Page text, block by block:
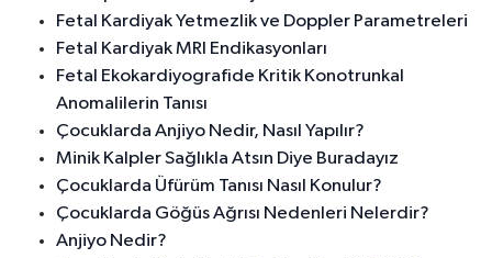
Fetal Kardiyak Yetmezlik ve Doppler Parametreleri
Fetal Kardiyak MRI Endikasyonları
Fetal Ekokardiyografide Kritik Konotrunkal
Anomalilerin Tanısı
Çocuklarda Anjiyo Nedir, Nasıl Yapılır?
Minik Kalpler Sağlıkla Atsın Diye Buradayız
Çocuklarda Üfürüm Tanısı Nasıl Konulur?
Çocuklarda Göğüs Ağrısı Nedenleri Nelerdir?
Anjiyo Nedir?